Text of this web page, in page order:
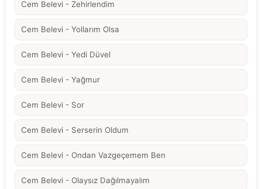
Cem Belevi - Zehirlendim
Cem Belevi - Yollarım Olsa
Cem Belevi - Yedi Düvel
Cem Belevi - Yağmur
Cem Belevi - Sor
Cem Belevi - Serserin Oldum
Cem Belevi - Ondan Vazgeçemem Ben
Cem Belevi - Olaysız Dağılmayalım